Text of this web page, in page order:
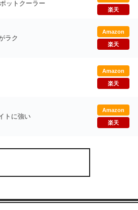
ットクーラー
楽天
ラク
Amazon
楽天
Amazon
楽天
トに強い
Amazon
楽天